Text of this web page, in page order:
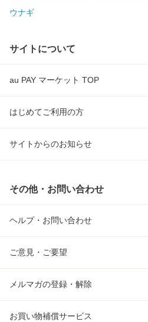
ウナギ
サイトについて
au PAY マーケット TOP
はじめてご利用の方
サイトからのお知らせ
その他・お問い合わせ
ヘルプ・お問い合わせ
ご意見・ご要望
メルマガの登録・解除
お買い物補償サービス